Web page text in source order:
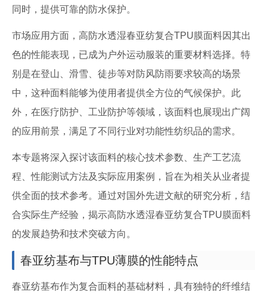
同时，提供可靠的防水保护。
市场应用方面，高防水透湿春亚纺复合TPU膜面料因其出
色的性能表现，已成为户外运动服装的重要材料选择。特
别是在登山、滑雪、徒步等对防风防雨要求较高的场景
中，这种面料能够为使用者提供全方位的气候保护。此
外，在医疗防护、工业防护等领域，该面料也展现出广阔
的应用前景，满足了不同行业对功能性纺织品的需求。
本专题将深入探讨该面料的核心技术参数、生产工艺流
程、性能测试方法及实际应用案例，旨在为相关从业者提
供全面的技术参考。通过对国外先进文献的研究分析，结
合实际生产经验，揭示高防水透湿春亚纺复合TPU膜面料
的发展趋势和技术突破方向。
春亚纺基布与TPU薄膜的性能特点
春亚纺基布作为复合面料的基础材料，具有独特的纤维结